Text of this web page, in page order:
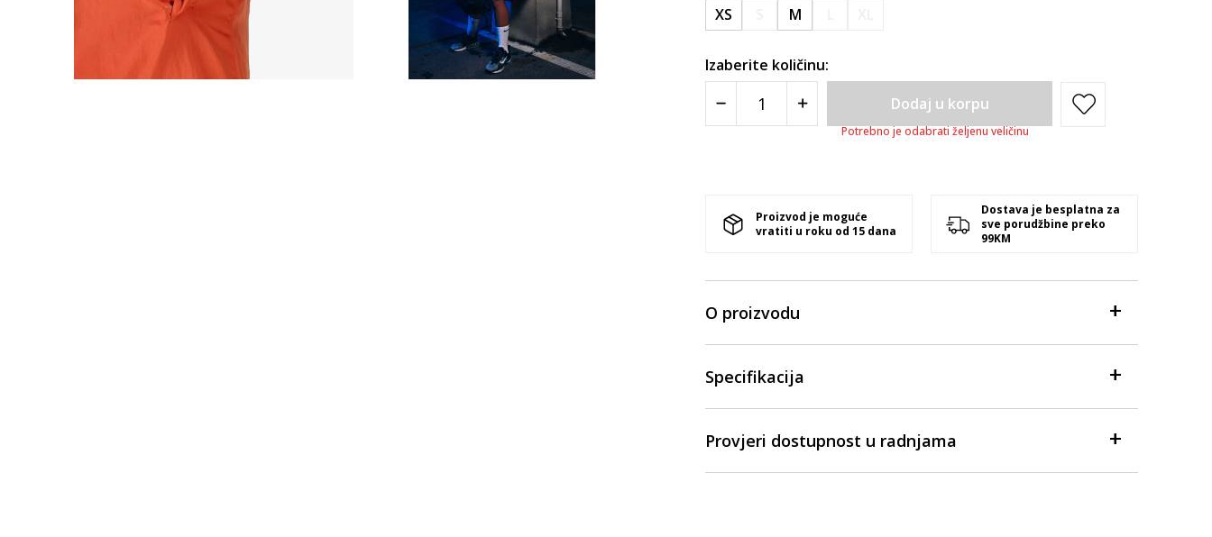
XS M
Izaberite količinu:
Dodaj u korpu
Potrebno je odabrati željenu veličinu
Proizvod je moguće
vratiti u roku od 15 dana
Dostava je besplatna za
sve porudžbine preko
99KM
O proizvodu
Specifikacija
Provjeri dostupnost u radnjama